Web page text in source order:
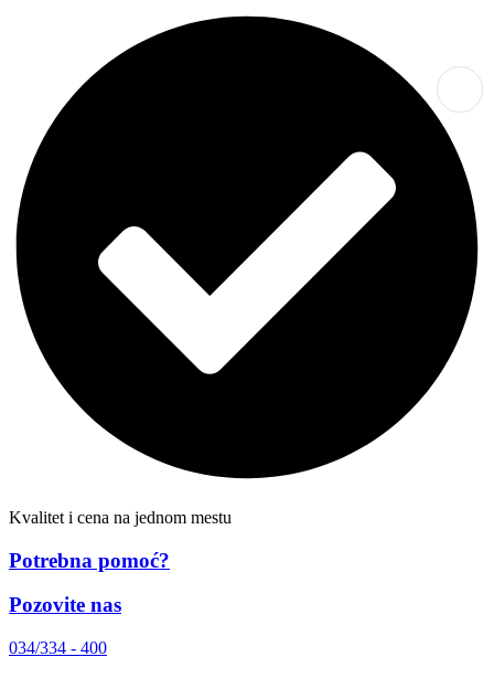
Kvalitet i cena na jednom mestu
Potrebna pomoć?
Pozovite nas
034/334 - 400